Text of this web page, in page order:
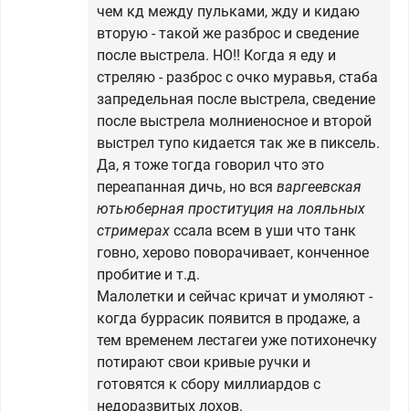
чем кд между пульками, жду и кидаю
вторую - такой же разброс и сведение
после выстрела. НО!! Когда я еду и
стреляю - разброс с очко муравья, стаба
запредельная после выстрела, сведение
после выстрела молниеносное и второй
выстрел тупо кидается так же в пиксель.
Да, я тоже тогда говорил что это
переапанная дичь, но вся варгеевская
ютьюберная проституция на лояльных
стримерах ссала всем в уши что танк
говно, херово поворачивает, конченное
пробитие и т.д.
Малолетки и сейчас кричат и умоляют -
когда буррасик появится в продаже, а
тем временем лестагеи уже потихонечку
потирают свои кривые ручки и
готовятся к сбору миллиардов с
недоразвитых лохов.